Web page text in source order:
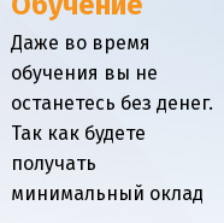
Обучение
Даже во время
обучения вы не
останетесь без денег.
Так как будете
получать
минимальный оклад